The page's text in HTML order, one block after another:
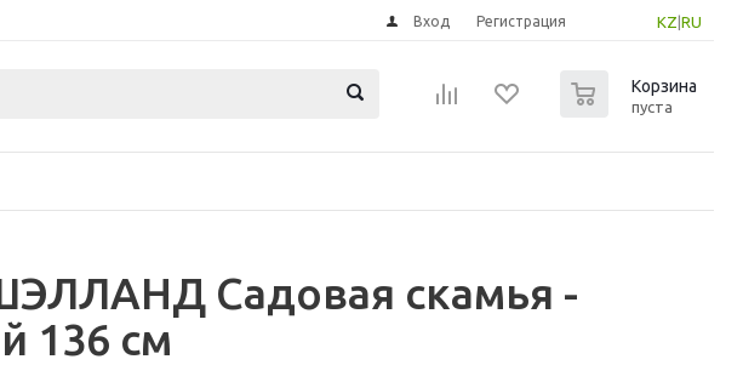
KZ RU
Вход Регистрация
Корзина
пуста
Садовая скамья -
136 см